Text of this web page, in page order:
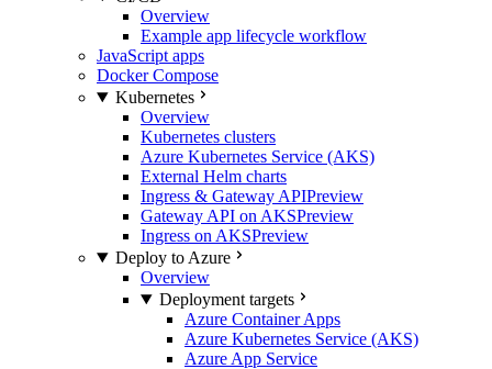
Overview
Example app lifecycle workflow
JavaScript apps
Docker Compose
Kubernetes
Overview
Kubernetes clusters
Azure Kubernetes Service (AKS)
External Helm charts
Ingress & Gateway APIPreview
Gateway API on AKSPreview
Ingress on AKSPreview
Deploy to Azure
Overview
Deployment targets
Azure Container Apps
Azure Kubernetes Service (AKS)
Azure App Service